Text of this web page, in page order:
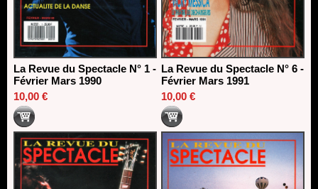
La Revue du Spectacle N° 1 -
Février Mars 1990
10,00 €
La Revue du Spectacle N° 6 -
Février Mars 1991
10,00 €